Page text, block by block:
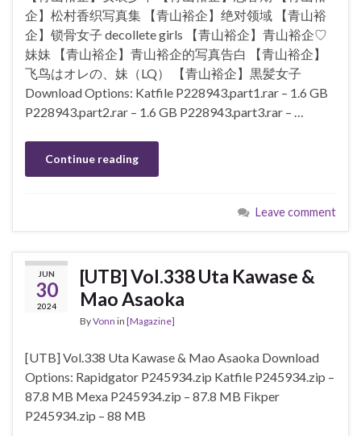
企】松村香织写真集 【青山裕企】绝对领域 【青山裕
企】锁骨女子 decollete girls 【青山裕企】青山裕企♡
妹妹 【青山裕企】青山裕企的写真告白 【青山裕企】
飞鸟はオレの、妹（LQ） 【青山裕企】黒髪女子
Download Options: Katfile P228943.part1.rar – 1.6 GB
P228943.part2.rar – 1.6 GB P228943.part3.rar – …
Continue reading
Leave comment
JUN
30
2024
[UTB] Vol.338 Uta Kawase &
Mao Asaoka
ByVonn in [Magazine]
[UTB] Vol.338 Uta Kawase & Mao Asaoka Download
Options: Rapidgator P245934.zip Katfile P245934.zip –
87.8 MB Mexa P245934.zip – 87.8 MB Fikper
P245934.zip – 88 MB